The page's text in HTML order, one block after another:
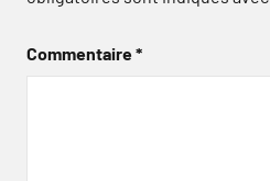
Commentaire*